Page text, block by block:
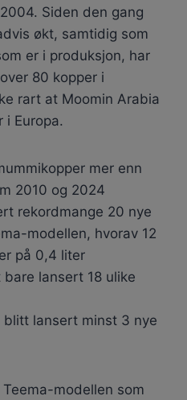
Siden den gang
økt, samtidig som
er i produksjon, har
80 kopper i
rart at Moomin Arabia
i Europa.
mer enn
2010 og 2024
rekordmange 20 nye
modellen, hvorav 12
på 0,4 liter
lansert 18 ulike
lansert minst 3 nye
modellen som